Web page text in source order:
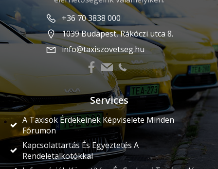
+36 70 3838 000
1039 Budapest, Rákóczi utca 8.
info@taxiszovetseg.hu
Services
A Taxisok Érdekeinek Képviselete Minden
Fórumon
Kapcsolattartás És Egyeztetés A
Rendeletalkotókkal